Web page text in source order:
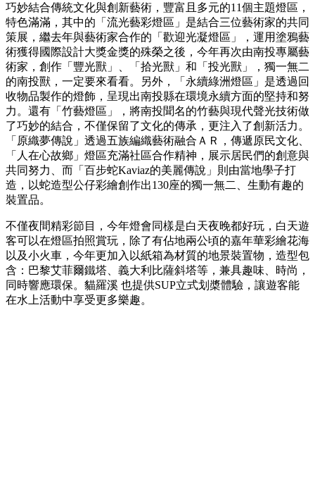
巧妙結合傳統文化與創新藝術，豐富且多元的11個主題燈區，
特色滿滿，其中的「流光藝彩燈區」是結合三位藝術家的共同
策展，繼去年與藝術家合作的「歡迎光凝燈區」，運用塗鴉藝
術獲得國際設計大獎金獎的殊榮之後，今年再次由南投專屬藝
術家，創作「豐光獸」、「拾光獸」和「投光獸」，獨一無二
的南投獸，一定要來看看。另外，「永續綠洲燈區」是透過回
收物品製作的燈飾，呈現出南投縣在環境永續方面的堅持和努
力。還有「竹藝燈區」，將南投聞名的竹藝與現代聲光技術做
了巧妙的結合，不僅保留了文化的傳承，更注入了創新活力。
「原織夢傳說」透過五族編織藝術融合ＡＲ，傳遞原民文化、
「人在心故鄉」燈區充滿社區合作精神，展示居民們的創意與
共同努力、而「百步蛇Kaviaz的美麗傳說」則由當地學子打
造，以蛇造型公仔彩繪創作出130座的獨一無二、生動有趣的
裝置品。
不僅夜間精彩節目，今年燈會同樣是白天夜晚都好玩，白天遊
客可以在燈區拍照賞玩，除了有佔地兩公頃的嘉年華彩繪花海
以及小火車，今年更加入以紙箱為材質的地景裝置物，造型包
含：巴黎艾菲爾鐵塔、義大利比薩斜塔等，兼具趣味、時尚，
同時響應環保。貓羅溪 也提供SUP立式划槳體驗，讓遊客能
在水上活動中享受更多樂趣。